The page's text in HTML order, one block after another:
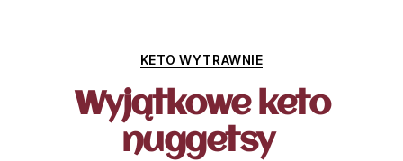
KETO WYTRAWNIE
Wyjątkowe keto
nuggetsy